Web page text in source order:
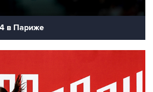
в Париже